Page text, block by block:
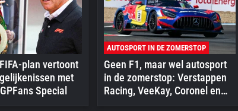
plan vertoont
met
Special
AUTOSPORT IN DE ZOMERSTOP
Geen F1, maar wel autosport
in de zomerstop: Verstappen
Racing, VeeKay, Coronel en
meer in actie